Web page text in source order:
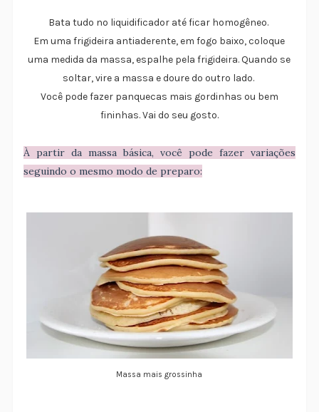
Bata tudo no liquidificador até ficar homogêneo.
Em uma frigideira antiaderente, em fogo baixo, coloque
uma medida da massa, espalhe pela frigideira. Quando se
soltar, vire a massa e doure do outro lado.
Você pode fazer panquecas mais gordinhas ou bem
fininhas. Vai do seu gosto.
À partir da massa básica, você pode fazer variações
seguindo o mesmo modo de preparo:
Massa mais grossinha